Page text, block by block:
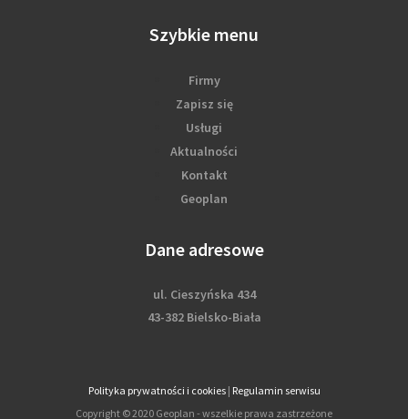
Szybkie menu
Firmy
Zapisz się
Usługi
Aktualności
Kontakt
Geoplan
Dane adresowe
ul. Cieszyńska 434
43-382 Bielsko-Biała
Polityka prywatności i cookies| Regulamin serwisu
Copyright © 2020 Geoplan - wszelkie prawa zastrzeżone